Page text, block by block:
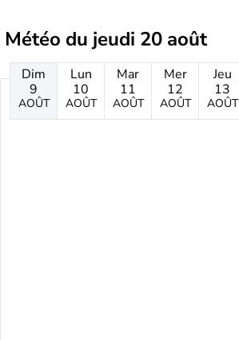
Météo du jeudi 20 août
Dim
9
AOÛT
Lun
10
AOÛT
Mar
11
AOÛT
Mer
12
AOÛT
Jeu
13
AOÛT